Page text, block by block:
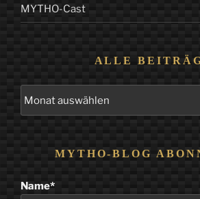
MYTHO-Cast
ALLE
MYTHO-BLOG
Name*